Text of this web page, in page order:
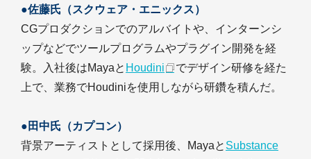
●佐藤氏（スクウェア・エニックス）
CGプロダクションでのアルバイトや、インターンシ
ップなどでツールプログラムやプラグイン開発を経
験。入社後はMayaと Houdini
でデザイン研修を経た
上で、業務でHoudiniを使用しながら研鑽を積んだ。
●田中氏（カプコン）
背景アーティストとして採用後、Mayaと Substance